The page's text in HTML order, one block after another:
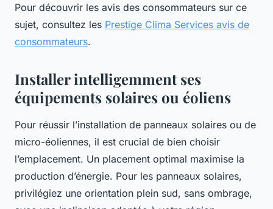
Pour découvrir les avis des consommateurs sur ce
sujet, consultez les Prestige Clima Services avis de
consommateurs.
Installer intelligemment ses
équipements solaires ou éoliens
Pour réussir l’installation de panneaux solaires ou de
micro-éoliennes, il est crucial de bien choisir
l’emplacement. Un placement optimal maximise la
production d’énergie. Pour les panneaux solaires,
privilégiez une orientation plein sud, sans ombrage,